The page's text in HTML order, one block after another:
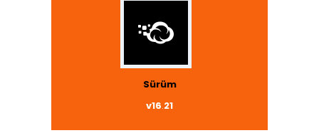
Sürüm
v16.21